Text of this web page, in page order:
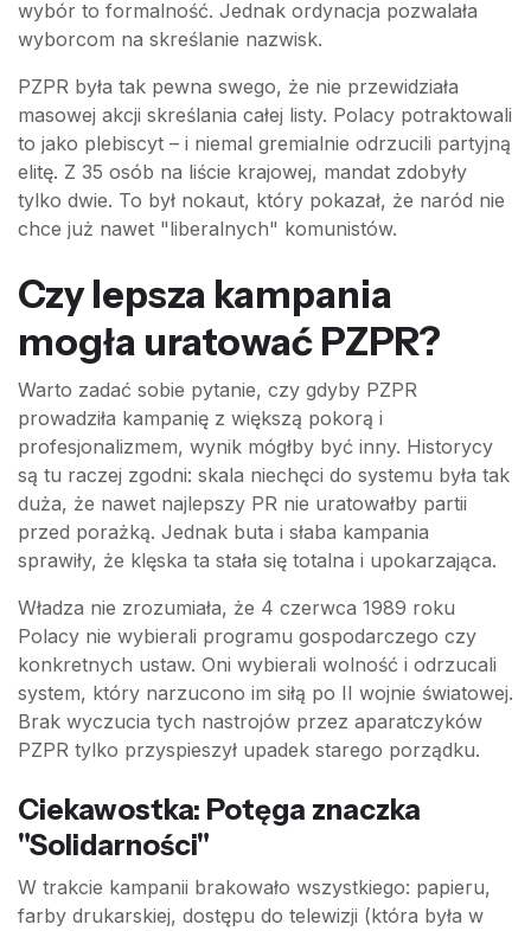
wybór to formalność. Jednak ordynacja pozwalała
wyborcom na skreślanie nazwisk.
PZPR była tak pewna swego, że nie przewidziała
masowej akcji skreślania całej listy. Polacy potraktowali
to jako plebiscyt – i niemal gremialnie odrzucili partyjną
elitę. Z 35 osób na liście krajowej, mandat zdobyły
tylko dwie. To był nokaut, który pokazał, że naród nie
chce już nawet "liberalnych" komunistów.
Czy lepsza kampania
mogła uratować PZPR?
Warto zadać sobie pytanie, czy gdyby PZPR
prowadziła kampanię z większą pokorą i
profesjonalizmem, wynik mógłby być inny. Historycy
są tu raczej zgodni: skala niechęci do systemu była tak
duża, że nawet najlepszy PR nie uratowałby partii
przed porażką. Jednak buta i słaba kampania
sprawiły, że klęska ta stała się totalna i upokarzająca.
Władza nie zrozumiała, że 4 czerwca 1989 roku
Polacy nie wybierali programu gospodarczego czy
konkretnych ustaw. Oni wybierali wolność i odrzucali
system, który narzucono im siłą po II wojnie światowej.
Brak wyczucia tych nastrojów przez aparatczyków
PZPR tylko przyspieszył upadek starego porządku.
Ciekawostka: Potęga znaczka
"Solidarności"
W trakcie kampanii brakowało wszystkiego: papieru,
farby drukarskiej, dostępu do telewizji (która była w